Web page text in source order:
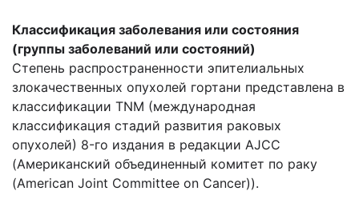
Классификация заболевания или состояния
(группы заболеваний или состояний)
Степень распространенности эпителиальных
злокачественных опухолей гортани представлена в
классификации TNM (международная
классификация стадий развития раковых
опухолей) 8-го издания в редакции AJCC
(Американский объединенный комитет по раку
(American Joint Committee on Cancer)).